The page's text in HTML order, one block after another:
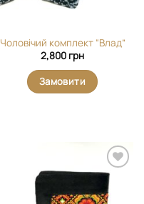
Чоловічий комплект “Влад”
2,800 грн
Замовити
Додати
виріб у
вибране